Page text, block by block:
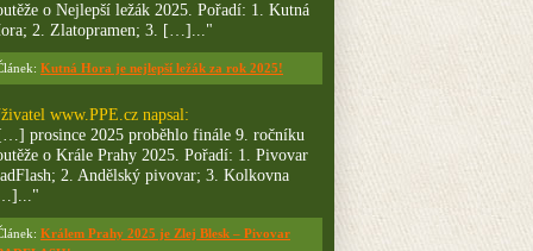
o Nejlepší ležák 2025. Pořadí: 1. Kutná
2. Zlatopramen; 3. […]..."
Kutná Hora je nejlepší ležák za rok 2025!
www.PPE.cz napsal:
prosince 2025 proběhlo finále 9. ročníku
o Krále Prahy 2025. Pořadí: 1. Pivovar
2. Andělský pivovar; 3. Kolkovna
Králem Prahy 2025 je Zlej Blesk – Pivovar